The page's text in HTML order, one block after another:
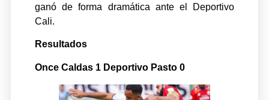
ganó de forma dramática ante el Deportivo
Cali.
Resultados
Once Caldas 1 Deportivo Pasto 0